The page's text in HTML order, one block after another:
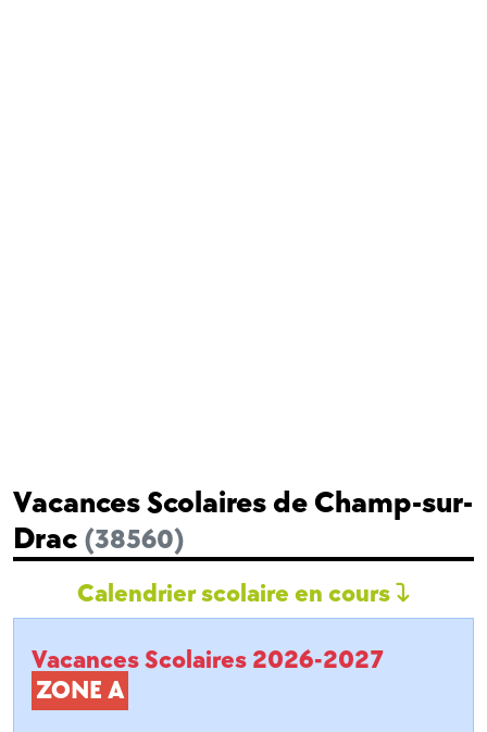
Vacances Scolaires de Champ-sur-
Drac (38560)
Calendrier scolaire en cours
Vacances Scolaires 2026-2027
ZONE A